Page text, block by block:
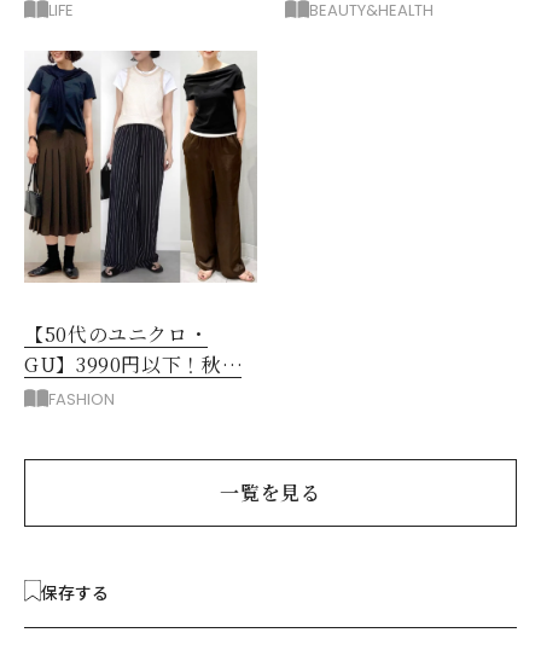
LIFE BEAUTY&HEALTH
【50代のユニクロ・
GU】3990円以下！秋ま
ではける涼しげボトムス3
FASHION
一覧を見る
保存する